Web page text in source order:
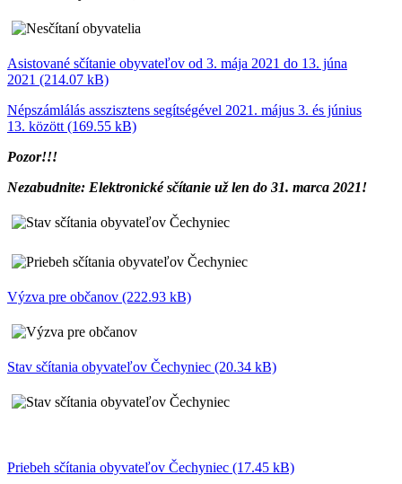
Asistované sčítanie obyvateľov od 3. mája 2021 do 13. júna
2021 (214.07 kB)
Népszámlálás asszisztens segítségével 2021. május 3. és június
13. között (169.55 kB)
Pozor!!!
Nezabudnite: Elektronické sčítanie už len do 31. marca 2021!
Výzva pre občanov (222.93 kB)
Stav sčítania obyvateľov Čechyniec (20.34 kB)
Priebeh sčítania obyvateľov Čechyniec (17.45 kB)